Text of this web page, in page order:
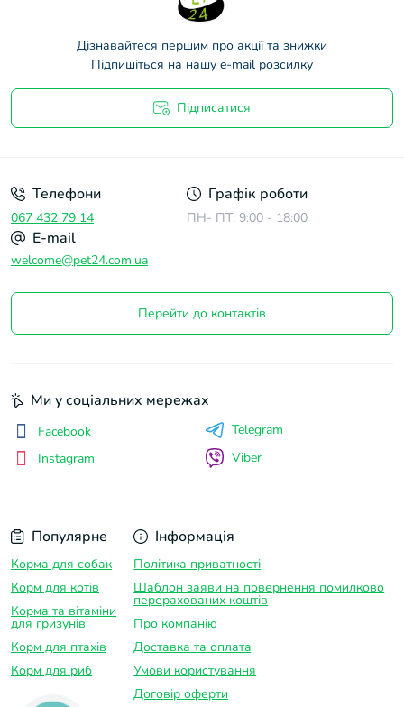
Дізнавайтеся першим про акції та знижки
Підпишіться на нашу e-mail розсилку
Підписатися
Телефони
067 432 79 14
Графік роботи
ПН- ПТ: 9:00 - 18:00
E-mail
welcome@pet24.com.ua
Перейти до контактів
Популярне
Корма для собак
Корм для котів
Корма та вітаміни
для гризунів
Корм для птахів
Корм для риб
Інформація
Політика приватності
Шаблон заяви на повернення помилково
перерахованих коштів
Про компанію
Доставка та оплатa
Умови користування
Договір оферти
Ми у соціальних мережах
Facebook
Instagram
Telegram
Viber